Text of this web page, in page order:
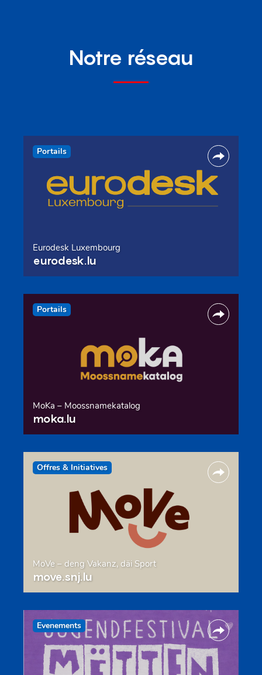
Notre réseau
Portails
Eurodesk Luxembourg
eurodesk.lu
Portails
MoKa – Moossnamekatalog
moka.lu
Offres & Initiatives
MoVe – deng Vakanz, däi Sport
move.snj.lu
Evenements